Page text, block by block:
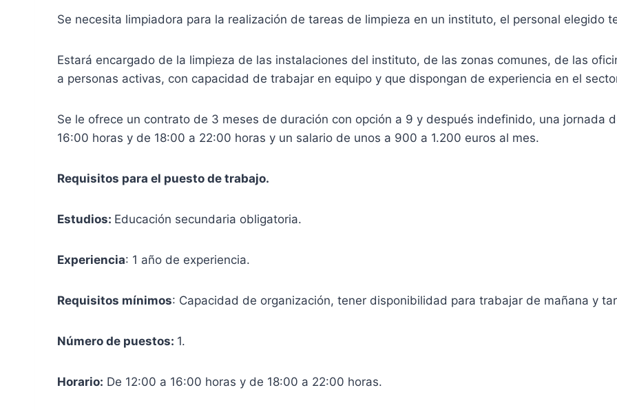
Se necesita limpiadora para la realización de tareas de limpieza en un instituto, el personal elegido
Estará encargado de la limpieza de las instalaciones del instituto, de las zonas comunes, de las
a personas activas, con capacidad de trabajar en equipo y que dispongan de experiencia en el
Se le ofrece un contrato de 3 meses de duración con opción a 9 y después indefinido, una jornada
16:00 horas y de 18:00 a 22:00 horas y un salario de unos a 900 a 1.200 euros al mes.
Requisitos para el puesto de trabajo.
Estudios: Educación secundaria obligatoria.
Experiencia: 1 año de experiencia.
Requisitos mínimos: Capacidad de organización, tener disponibilidad para trabajar de mañana y
Número de puestos: 1.
Horario: De 12:00 a 16:00 horas y de 18:00 a 22:00 horas.